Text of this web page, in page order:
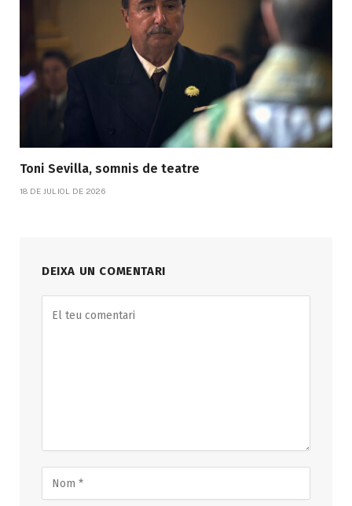
Toni Sevilla, somnis de teatre
18 DE JULIOL DE 2026
DEIXA UN COMENTARI